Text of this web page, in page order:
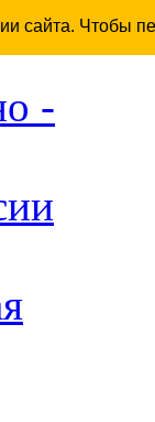
сайта. Чтобы
-